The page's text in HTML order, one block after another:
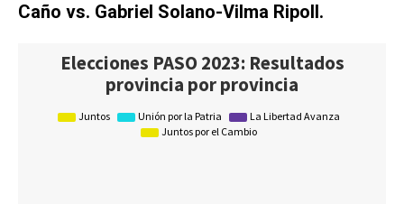
Caño vs. Gabriel Solano-Vilma Ripoll.